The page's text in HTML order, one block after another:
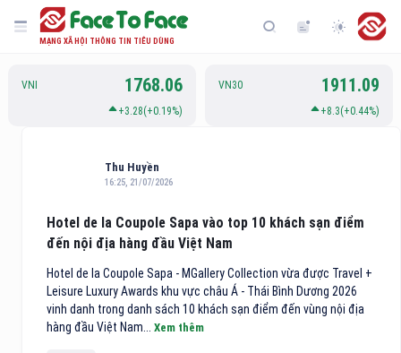
MẠNG XÃ HỘI THÔNG TIN TIÊU DÙNG
VNI 1768.06
+3.28(+0.19%)
VN30 1911.09
+8.3(+0.44%)
Thu Huyền
16:25, 21/07/2026
Hotel de la Coupole Sapa vào top 10 khách sạn điểm
đến nội địa hàng đầu Việt Nam
Hotel de la Coupole Sapa - MGallery Collection vừa được Travel +
Leisure Luxury Awards khu vực châu Á - Thái Bình Dương 2026
vinh danh trong danh sách 10 khách sạn điểm đến vùng nội địa
hàng đầu Việt Nam... Xem thêm